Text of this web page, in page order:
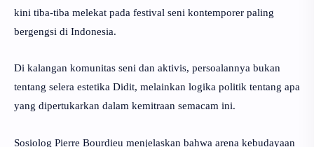
kini tiba-tiba melekat pada festival seni kontemporer paling
bergengsi di Indonesia.
Di kalangan komunitas seni dan aktivis, persoalannya bukan
tentang selera estetika Didit, melainkan logika politik tentang apa
yang dipertukarkan dalam kemitraan semacam ini.
Sosiolog Pierre Bourdieu menjelaskan bahwa arena kebudayaan